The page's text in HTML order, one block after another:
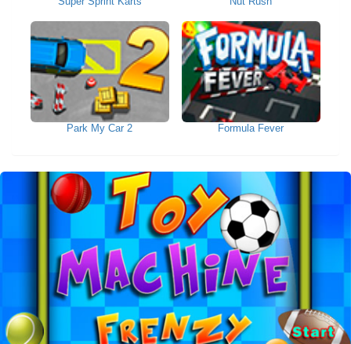
Park My Car 2 Formula Fever